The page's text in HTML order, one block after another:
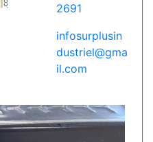
2691
infosurplusin
dustriel@gma
il.com